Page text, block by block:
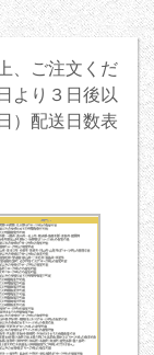
、ご注文くだ
より３日後以
）配送日数表